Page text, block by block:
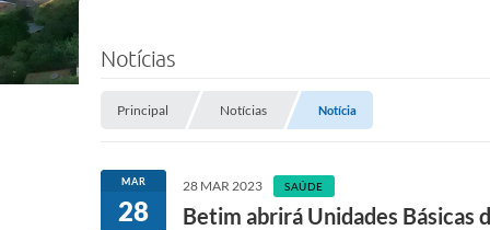
Notícias
Principal Notícias Notícia
MAR
28
28 MAR 2023 SAÚDE
Betim abrirá Unidades Básicas